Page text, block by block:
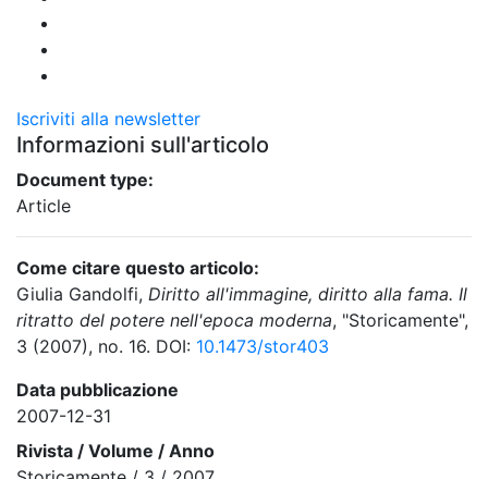
Iscriviti alla newsletter
Informazioni sull'articolo
Document type:
Article
Come citare questo articolo:
Giulia Gandolfi, Diritto all'immagine, diritto alla fama. Il
ritratto del potere nell'epoca moderna, "Storicamente",
3 (2007), no. 16. DOI: 10.1473/stor403
Data pubblicazione
2007-12-31
Rivista / Volume / Anno